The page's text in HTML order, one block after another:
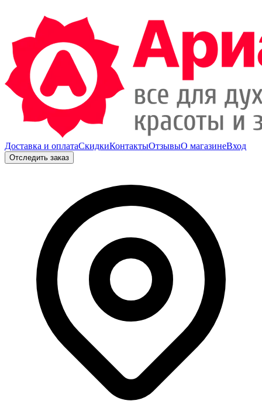
Доставка и оплатаСкидкиКонтактыОтзывыО магазинеВход
Отследить заказ